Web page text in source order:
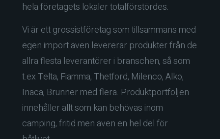
hela företagets lokaler totalförstördes.
Vi är ett grossistföretag som tillsammans med
egen import även levererar produkter från de
allra flesta leverantörer i branschen, så som
t.ex Telta, Fiamma, Thetford, Milenco, Alko,
Inaca, Brunner med flera. Produktportföljen
innehåller allt som kan behövas inom
camping, fritid men även en hel del för